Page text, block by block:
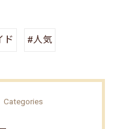
ド #人気
Categories